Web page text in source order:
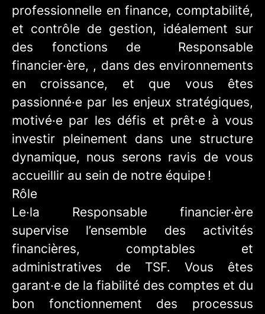
professionnelle en finance, comptabilité,
et contrôle de gestion, idéalement sur
des fonctions de Responsable
financier·ère, , dans des environnements
en croissance, et que vous êtes
passionné·e par les enjeux stratégiques,
motivé·e par les défis et prêt·e à vous
investir pleinement dans une structure
dynamique, nous serons ravis de vous
accueillir au sein de notre équipe !
Rôle
Le·la Responsable financier·ère
supervise l’ensemble des activités
financières, comptables et
administratives de TSF. Vous êtes
garant·e de la fiabilité des comptes et du
bon fonctionnement des processus